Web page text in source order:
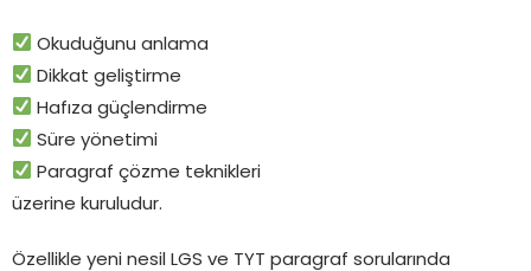
Okuduğunu anlama
Dikkat geliştirme
Hafıza güçlendirme
Süre yönetimi
Paragraf çözme teknikleri
üzerine kuruludur.
Özellikle yeni nesil LGS ve TYT paragraf sorularında